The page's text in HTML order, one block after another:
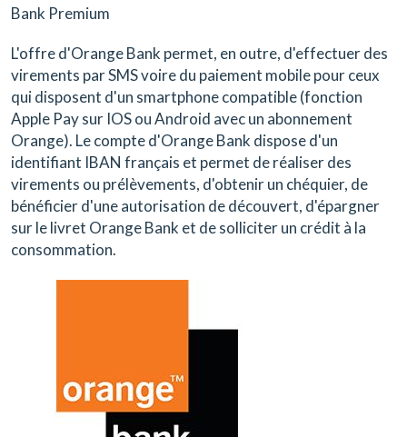
Bank Premium
L'offre d'Orange Bank permet, en outre, d'effectuer des
virements par SMS voire du paiement mobile pour ceux
qui disposent d'un smartphone compatible (fonction
Apple Pay sur IOS ou Android avec un abonnement
Orange). Le compte d'Orange Bank dispose d'un
identifiant IBAN français et permet de réaliser des
virements ou prélèvements, d'obtenir un chéquier, de
bénéficier d'une autorisation de découvert, d'épargner
sur le livret Orange Bank et de solliciter un crédit à la
consommation.